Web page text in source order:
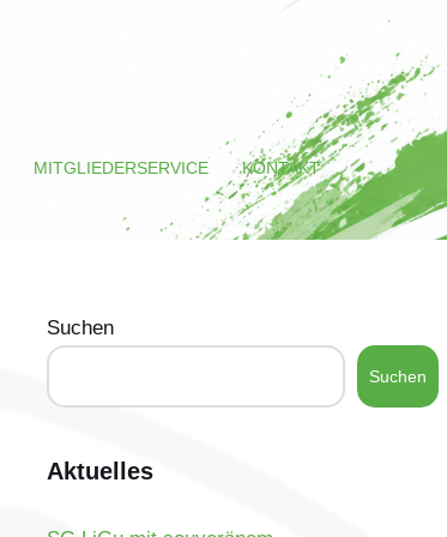
MITGLIEDERSERVICE KONTAKT
Suchen
Suchen
Aktuelles